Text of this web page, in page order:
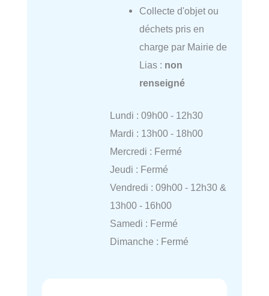
Collecte d'objet ou
déchets pris en
charge par Mairie de
Lias : non
renseigné
Lundi : 09h00 - 12h30
Mardi : 13h00 - 18h00
Mercredi : Fermé
Jeudi : Fermé
Vendredi : 09h00 - 12h30 &
13h00 - 16h00
Samedi : Fermé
Dimanche : Fermé